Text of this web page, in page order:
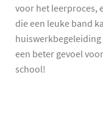
voor het leerproces,
die een leuke band
een beter gevoel
school!